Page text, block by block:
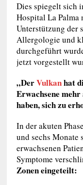
Dies spiegelt sich
Hospital La
Unterstützung der
Allergologie und
durchgeführt
jetzt vorgestellt
„DerVulkanhat
Erwachsene
haben, sich zu
In der akuten
und sechs Monate
erwachsenen
Symptome
Zonen eingeteilt: